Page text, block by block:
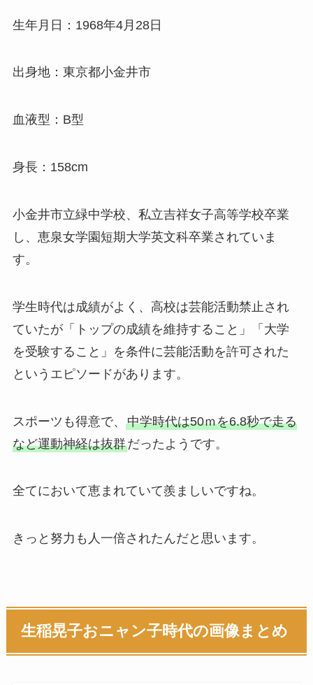
生年月日：1968年4月28日
出身地：東京都小金井市
血液型：B型
身長：158cm
小金井市立緑中学校、私立吉祥女子高等学校卒業
し、恵泉女学園短期大学英文科卒業されていま
す。
学生時代は成績がよく、高校は芸能活動禁止され
ていたが「トップの成績を維持すること」「大学
を受験すること」を条件に芸能活動を許可された
というエピソードがあります。
スポーツも得意で、 中学時代は50ｍを6.8秒で走る
など運動神経は抜群だったようです。
全てにおいて恵まれていて羨ましいですね。
きっと努力も人一倍されたんだと思います。
生稲晃子おニャン子時代の画像まとめ